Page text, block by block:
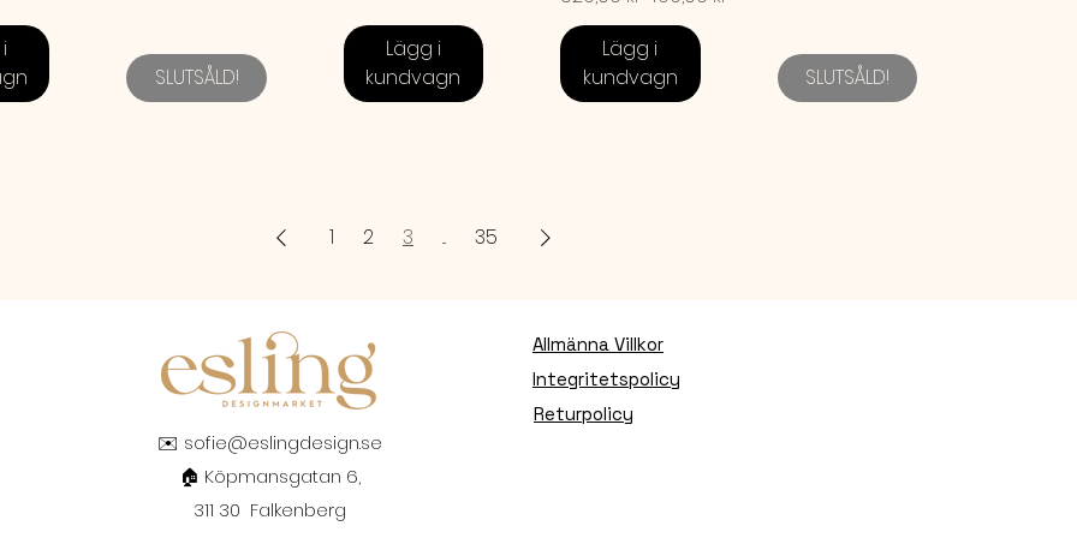
SLUTSÅLD!
Lägg i
kundvagn
Lägg i
kundvagn
SLUTSÅLD!
1 2 3 ... 35
Allmänna Villkor
Integritetspolicy
Returpolicy
✉️ sofie@eslingdesign.se
🏠 Köpmansgatan 6,
311 30 Falkenberg